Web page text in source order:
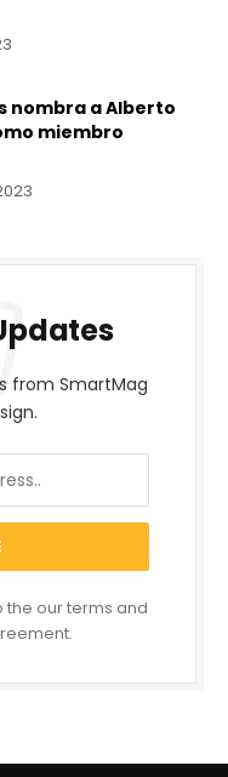
nombra a Alberto
miembro
from SmartMag
the our terms and